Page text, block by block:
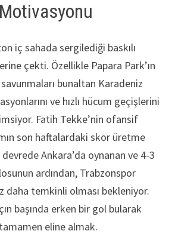
iç sahada sergilediği baskılı
çekti. Özellikle Papara Park’ın
bunaltan Karadeniz
ve hızlı hücum geçişlerini
Fatih Tekke’nin ofansif
son haftalardaki skor üretme
devrede Ankara’da oynanan ve 4-3
ardından, Trabzonspor
daha temkinli olması bekleniyor.
başında erken bir gol bularak
eline almak.